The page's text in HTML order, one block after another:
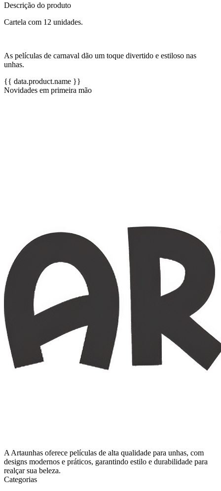
Descrição do produto
Cartela com 12 unidades.
As películas de carnaval dão um toque divertido e estiloso nas
unhas.
{{ data.product.name }}
Novidades em primeira mão
A Artaunhas oferece películas de alta qualidade para unhas, com
designs modernos e práticos, garantindo estilo e durabilidade para
realçar sua beleza.
Categorias